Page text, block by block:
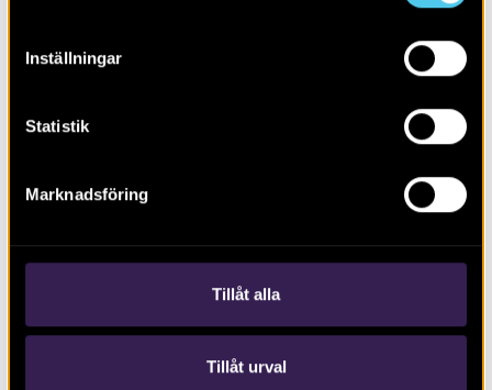
Inställningar
Statistik
Marknadsföring
Tillåt alla
Tillåt urval
Krokeks kyrka, Kolmården